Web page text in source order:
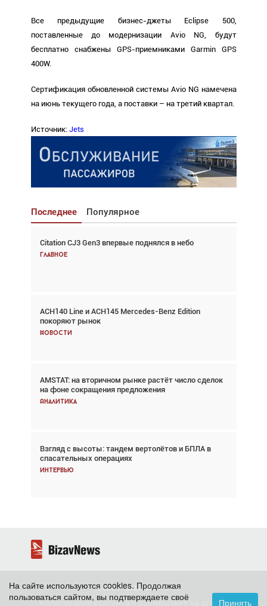
Все предыдущие бизнес-джеты Eclipse 500,
поставленные до модернизации Avio NG, будут
бесплатно снабжены GPS-приемниками Garmin GPS
400W.
Сертификация обновленной системы Avio NG намечена
на июнь текущего года, а поставки – на третий квартал.
Источник: Jets
Последнее Популярное
Citation CJ3 Gen3 впервые поднялся в небо
Главное
ACH140 Line и ACH145 Mercedes-Benz Edition
покоряют рынок
Новости
AMSTAT: на вторичном рынке растёт число сделок
на фоне сокращения предложения
Аналитика
Взгляд с высоты: тандем вертолётов и БПЛА в
спасательных операциях
Интервью
Взгляд с высоты: тандем вертолётов и БПЛА в
спасательных операциях
Авиационный фотограф Дэйв Кох: «Фотография
говорит сама за себя... а ИИ всё портит»
Новости
В городах чемпионата мира наблюдался подъём,
хотя общий трафик снизился
Аналитика
Частный самолёт – это актив. Подходите к
покупке соответствующим образом
Интервью
2026 ©BizavNews
Копирование контента и размещение на других
На сайте используются cookies. Продолжая
пользоваться сайтом, вы подтверждаете своё
Принять